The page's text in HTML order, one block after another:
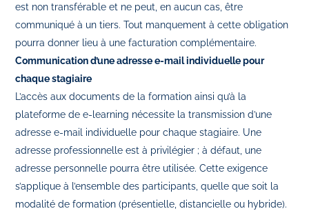
est non transférable et ne peut, en aucun cas, être
communiqué à un tiers. Tout manquement à cette obligation
pourra donner lieu à une facturation complémentaire.
Communication d’une adresse e-mail individuelle pour
chaque stagiaire
L’accès aux documents de la formation ainsi qu’à la
plateforme de e-learning nécessite la transmission d’une
adresse e-mail individuelle pour chaque stagiaire. Une
adresse professionnelle est à privilégier ; à défaut, une
adresse personnelle pourra être utilisée. Cette exigence
s’applique à l’ensemble des participants, quelle que soit la
modalité de formation (présentielle, distancielle ou hybride).